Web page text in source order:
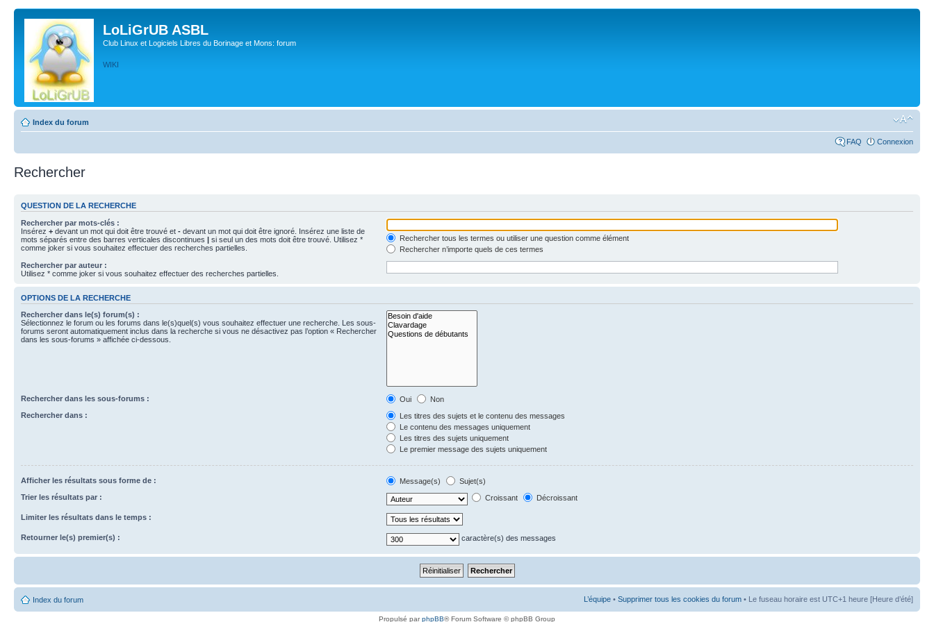
LoLiGrUB ASBL
Club Linux et Logiciels Libres du Borinage et Mons: forum
WIKI
Index du forum
FAQ Connexion
Rechercher
QUESTION DE LA RECHERCHE
Rechercher par mots-clés :
Insérez + devant un mot qui doit être trouvé et - devant un mot qui doit être ignoré. Insérez une liste de
mots séparés entre des barres verticales discontinues | si seul un des mots doit être trouvé. Utilisez *
comme joker si vous souhaitez effectuer des recherches partielles.
Rechercher tous les termes ou utiliser une question comme élément
Rechercher n’importe quels de ces termes
Rechercher par auteur :
Utilisez * comme joker si vous souhaitez effectuer des recherches partielles.
OPTIONS DE LA RECHERCHE
Rechercher dans le(s) forum(s) :
Sélectionnez le forum ou les forums dans le(s)quel(s) vous souhaitez effectuer une recherche. Les sous-
forums seront automatiquement inclus dans la recherche si vous ne désactivez pas l’option « Rechercher
dans les sous-forums » affichée ci-dessous.
Rechercher dans les sous-forums : Oui
Non
Rechercher dans :
Les titres des sujets et le contenu des messages
Le contenu des messages uniquement
Les titres des sujets uniquement
Le premier message des sujets uniquement
Afficher les résultats sous forme de : Message(s)
Sujet(s)
Trier les résultats par :
Croissant Décroissant
Limiter les résultats dans le temps :
Retourner le(s) premier(s) : caractère(s) des messages
Index du forum L’équipe • Supprimer tous les cookies du forum • Le fuseau horaire est UTC+1 heure [Heure d’été]
Propulsé parphpBB® Forum Software © phpBB Group